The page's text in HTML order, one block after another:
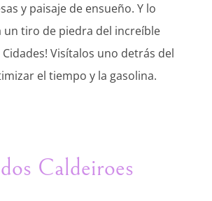
y paisaje de ensueño. Y lo
un tiro de piedra del increíble
Cidades! Visítalos uno detrás del
el tiempo y la gasolina.
Caldeiroes